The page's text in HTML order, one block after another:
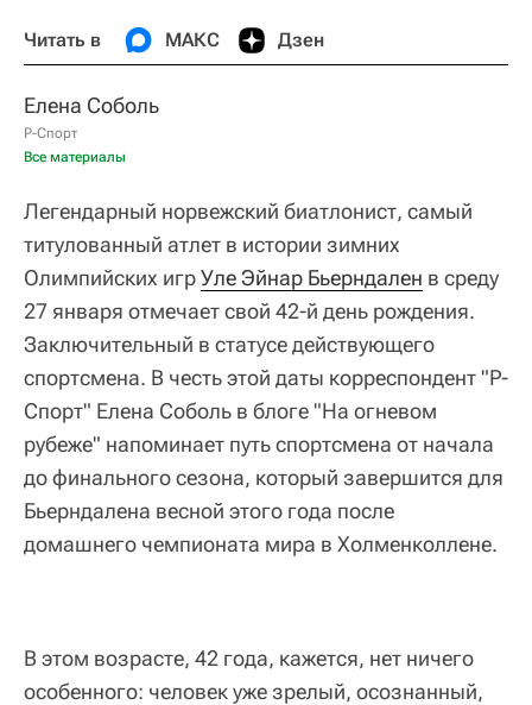
Читать в МАКС Дзен
Елена Соболь
Р-Спорт
Все материалы
Легендарный норвежский биатлонист, самый
титулованный атлет в истории зимних
Олимпийских игрУле Эйнар Бьерндален в среду
27 января отмечает свой 42-й день рождения.
Заключительный в статусе действующего
спортсмена. В честь этой даты корреспондент "Р-
Спорт" Елена Соболь в блоге "На огневом
рубеже" напоминает путь спортсмена от начала
до финального сезона, который завершится для
Бьерндалена весной этого года после
домашнего чемпионата мира в Холменколлене.
В этом возрасте, 42 года, кажется, нет ничего
особенного: человек уже зрелый, осознанный,